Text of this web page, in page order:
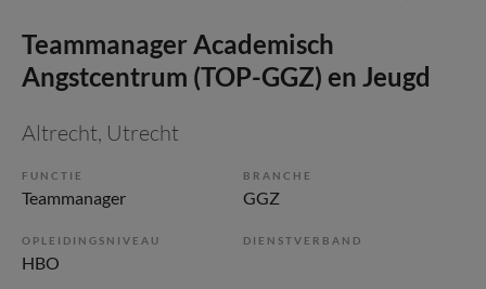
Teammanager Academisch
Angstcentrum (TOP-GGZ) en Jeugd
Altrecht, Utrecht
FUNCTIE
Teammanager
BRANCHE
GGZ
OPLEIDINGSNIVEAU
HBO
DIENSTVERBAND